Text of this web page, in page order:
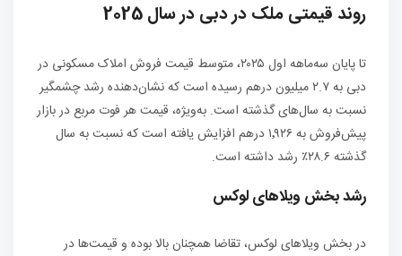
روند قیمتی ملک در دبی در سال 2025
تا پایان سه‌ماهه اول ۲۰۲۵، متوسط قیمت فروش املاک مسکونی در
دبی به ۲.۷ میلیون درهم رسیده است که نشان‌دهنده رشد چشمگیر
نسبت به سال‌های گذشته است. به‌ویژه، قیمت هر فوت مربع در بازار
پیش‌فروش به ۱٬۹۲۶ درهم افزایش یافته است که نسبت به سال
گذشته ۲۸.۶٪ رشد داشته است.
رشد بخش ویلاهای لوکس
در بخش ویلاهای لوکس، تقاضا همچنان بالا بوده و قیمت‌ها در